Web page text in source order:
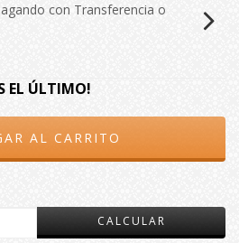
con Transferencia o
EL ÚLTIMO!
CALCULAR